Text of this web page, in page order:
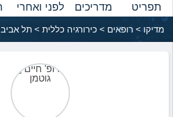
נָגִישׁ
בִּקְלִיק
הַמְּסַיַּעַת
לִנְגִישׁוּת
תפריט מדריכים לפני ואחרי
מדיקו> רופאים > כירורגיה כללית > תל אביב